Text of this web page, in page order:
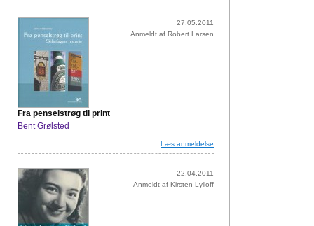
27.05.2011
Anmeldt af Robert Larsen
Fra penselstrøg til print
Bent Grølsted
Læs anmeldelse
22.04.2011
Anmeldt af Kirsten Lylloff